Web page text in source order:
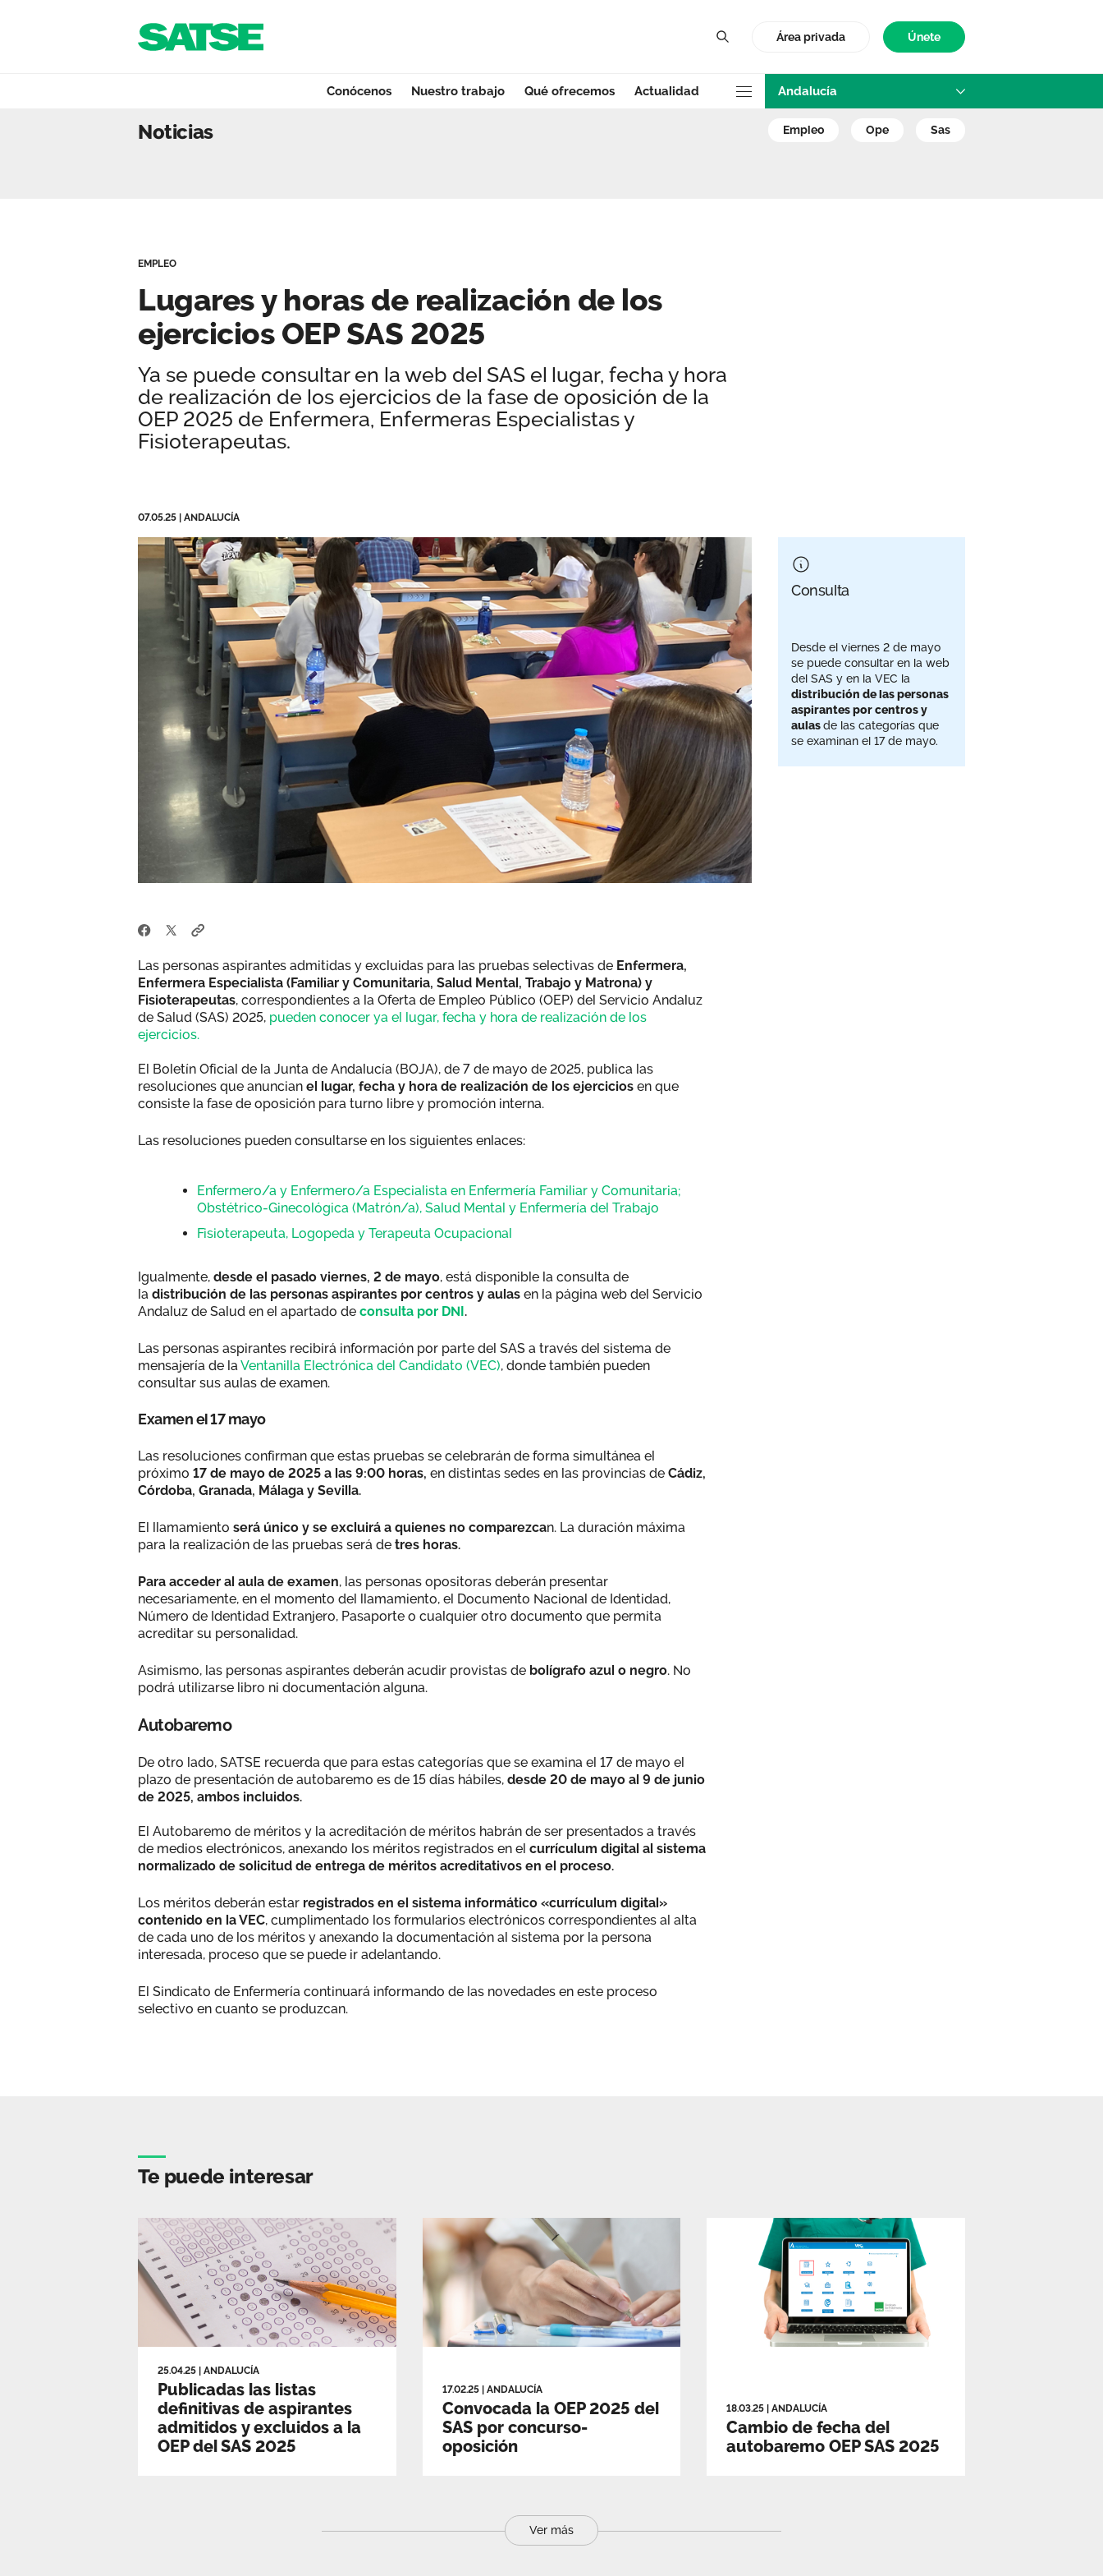
Navegación
Área privada
Únete
Conócenos Nuestro trabajo Qué ofrecemos Actualidad
Qué ofrecemos
Andalucía
Lugares y horas de realización de los ejercicios OEP
Noticias empleo ope sas
EMPLEO
Lugares y horas de realización de los
ejercicios OEP SAS 2025
Ya se puede consultar en la web del SAS el lugar, fecha y hora
de realización de los ejercicios de la fase de oposición de la
OEP 2025 de Enfermera, Enfermeras Especialistas y
Fisioterapeutas.
07.05.25 ANDALUCÍA
Las personas aspirantes admitidas y excluidas para las pruebas selectivas de Enfermera,
Enfermera Especialista (Familiar y Comunitaria, Salud Mental, Trabajo y Matrona) y
Fisioterapeutas, correspondientes a la Oferta de Empleo Público (OEP) del Servicio Andaluz
de Salud (SAS) 2025, pueden conocer ya el lugar, fecha y hora de realización de los
ejercicios.
El Boletín Oficial de la Junta de Andalucía (BOJA), de 7 de mayo de 2025, publica las
resoluciones que anuncian el lugar, fecha y hora de realización de los ejercicios en que
consiste la fase de oposición para turno libre y promoción interna.
Las resoluciones pueden consultarse en los siguientes enlaces:
Enfermero/a y Enfermero/a Especialista en Enfermería Familiar y Comunitaria;
Obstétrico-Ginecológica (Matrón/a), Salud Mental y Enfermería del Trabajo
Fisioterapeuta, Logopeda y Terapeuta Ocupacional
Igualmente, desde el pasado viernes, 2 de mayo, está disponible la consulta de
la distribución de las personas aspirantes por centros y aulas en la página web del Servicio
Andaluz de Salud en el apartado de consulta por DNI.
Las personas aspirantes recibirá información por parte del SAS a través del sistema de
mensajería de la Ventanilla Electrónica del Candidato (VEC), donde también pueden
consultar sus aulas de examen.
Examen el 17 mayo
Las resoluciones confirman que estas pruebas se celebrarán de forma simultánea el
próximo 17 de mayo de 2025 a las 9:00 horas, en distintas sedes en las provincias de Cádiz,
Córdoba, Granada, Málaga y Sevilla.
El llamamiento será único y se excluirá a quienes no comparezcan. La duración máxima
para la realización de las pruebas será de tres horas.
Para acceder al aula de examen, las personas opositoras deberán presentar
necesariamente, en el momento del llamamiento, el Documento Nacional de Identidad,
Número de Identidad Extranjero, Pasaporte o cualquier otro documento que permita
acreditar su personalidad.
Asimismo, las personas aspirantes deberán acudir provistas de bolígrafo azul o negro. No
podrá utilizarse libro ni documentación alguna.
Autobaremo
De otro lado, SATSE recuerda que para estas categorías que se examina el 17 de mayo el
plazo de presentación de autobaremo es de 15 días hábiles, desde 20 de mayo al 9 de junio
de 2025, ambos incluidos.
El Autobaremo de méritos y la acreditación de méritos habrán de ser presentados a través
de medios electrónicos, anexando los méritos registrados en el currículum digital al sistema
normalizado de solicitud de entrega de méritos acreditativos en el proceso.
Los méritos deberán estar registrados en el sistema informático «currículum digital»
contenido en la VEC, cumplimentado los formularios electrónicos correspondientes al alta
de cada uno de los méritos y anexando la documentación al sistema por la persona
interesada, proceso que se puede ir adelantando.
El Sindicato de Enfermería continuará informando de las novedades en este proceso
selectivo en cuanto se produzcan.
Consulta
Desde el viernes 2 de mayo
se puede consultar en la web
del SAS y en la VEC la
distribución de las personas
aspirantes por centros y
aulasde las categorías que
se examinan el 17 de mayo.
Te puede interesar
25.04.25 ANDALUCÍA
Publicadas las listas
definitivas de aspirantes
admitidos y excluidos a la
OEP del SAS 2025
17.02.25 ANDALUCÍA
Convocada la OEP 2025 del
SAS por concurso-
oposición
18.03.25 |ANDALUCÍA
Cambio de fecha del
autobaremo OEP SAS 2025
Ver más